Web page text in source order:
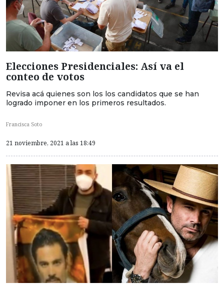
Elecciones Presidenciales: Así va el
conteo de votos
Revisa acá quienes son los los candidatos que se han
logrado imponer en los primeros resultados.
Francisca Soto
21 noviembre, 2021 a las 18:49